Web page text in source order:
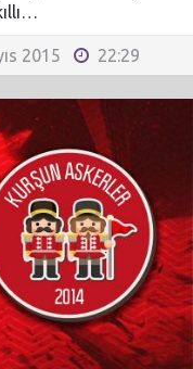
2015 22:29